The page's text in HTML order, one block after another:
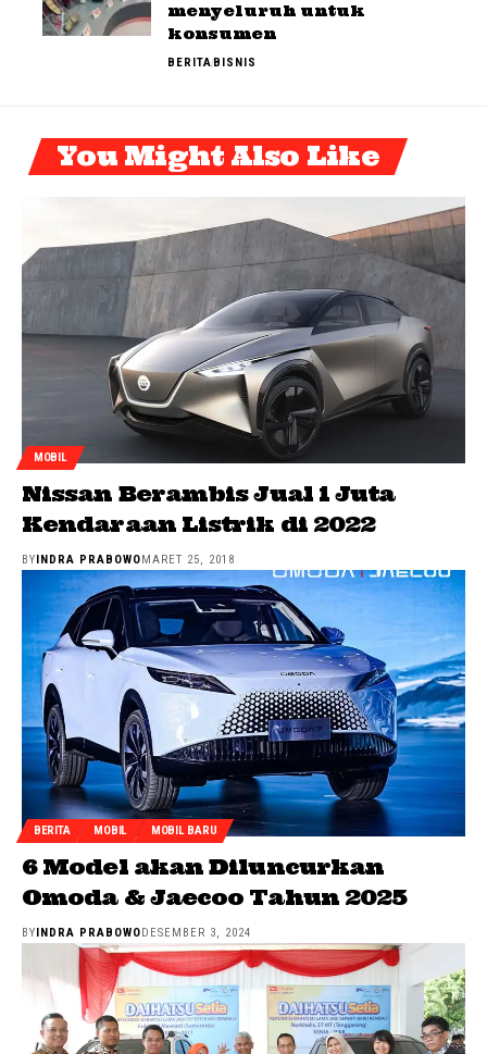
menyeluruh untuk
konsumen
BERITABISNIS
You Might Also Like
MOBIL
Nissan Berambis Jual 1 Juta
Kendaraan Listrik di 2022
BYINDRA PRABOWOMARET 25, 2018
BERITA MOBIL MOBIL BARU
6 Model akan Diluncurkan
Omoda & Jaecoo Tahun 2025
BYINDRA PRABOWODESEMBER 3, 2024